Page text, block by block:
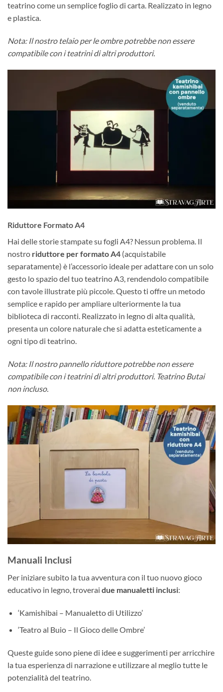
teatrino come un semplice foglio di carta. Realizzato in legno
e plastica.
Nota: Il nostro telaio per le ombre potrebbe non essere
compatibile con i teatrini di altri produttori.
Riduttore Formato A4
Hai delle storie stampate su fogli A4? Nessun problema. Il
nostro riduttore per formato A4 (acquistabile
separatamente) è l’accessorio ideale per adattare con un solo
gesto lo spazio del tuo teatrino A3, rendendolo compatibile
con tavole illustrate più piccole. Questo ti offre un metodo
semplice e rapido per ampliare ulteriormente la tua
biblioteca di racconti. Realizzato in legno di alta qualità,
presenta un colore naturale che si adatta esteticamente a
ogni tipo di teatrino.
Nota: Il nostro pannello riduttore potrebbe non essere
compatibile con i teatrini di altri produttori. Teatrino Butai
non incluso.
Manuali Inclusi
Per iniziare subito la tua avventura con il tuo nuovo gioco
educativo in legno, troverai due manualetti inclusi:
‘Kamishibai – Manualetto di Utilizzo’
‘Teatro al Buio – Il Gioco delle Ombre’
Queste guide sono piene di idee e suggerimenti per arricchire
la tua esperienza di narrazione e utilizzare al meglio tutte le
potenzialità del teatrino.